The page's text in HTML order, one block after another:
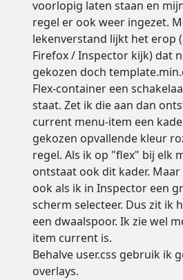
voorlopig laten staan en
regel er ook weer ingezet.
lekenverstand lijkt het erop
Firefox / Inspector kijk) dat
gekozen doch
Flex-container een
staat. Zet ik die aan dan
current menu-item een
gekozen opvallende kleur
regel. Als ik op "flex" bij elk
ontstaat ook dit kader.
ook als ik in Inspector een
scherm selecteer. Dus zit ik
een dwaalspoor. Ik zie wel
item current is.
Behalve user.css gebruik ik
overlays.